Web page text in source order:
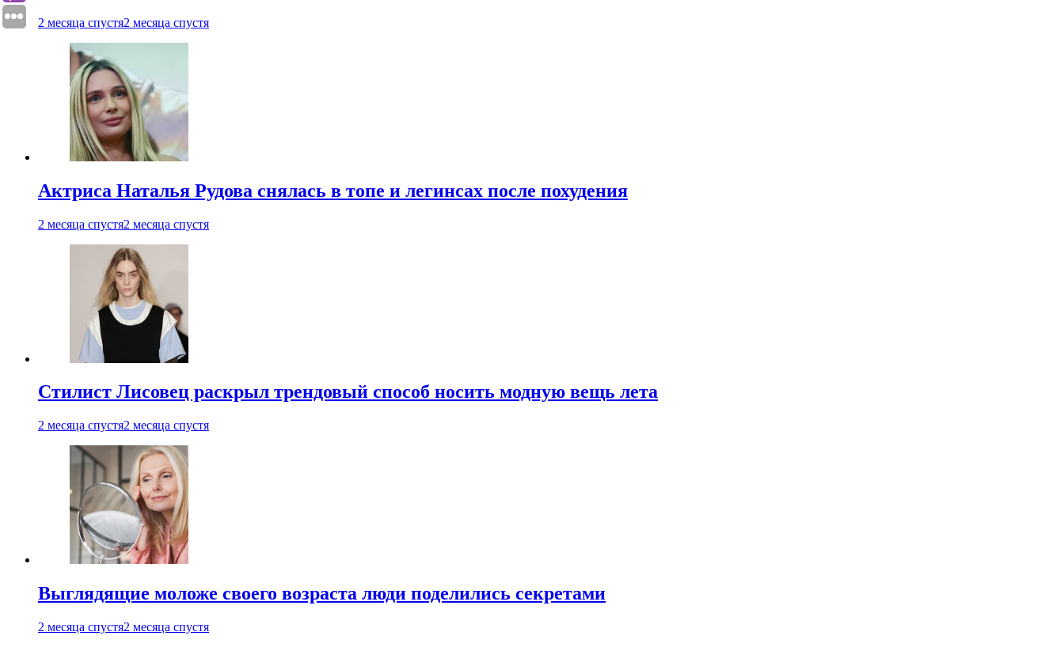
2 месяца спустя2 месяца спустя
Актриса Наталья Рудова снялась в топе и легинсах после похудения
2 месяца спустя2 месяца спустя
Стилист Лисовец раскрыл трендовый способ носить модную вещь лета
2 месяца спустя2 месяца спустя
Выглядящие моложе своего возраста люди поделились секретами
2 месяца спустя2 месяца спустя